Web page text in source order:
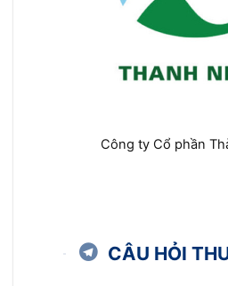
Công ty Cổ phần
CÂU HỎI